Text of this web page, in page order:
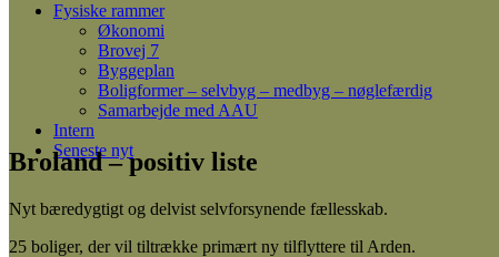
Fysiske rammer
Økonomi
Brovej 7
Byggeplan
Boligformer – selvbyg – medbyg – nøglefærdig
Samarbejde med AAU
Intern
Seneste nyt
Broland – positiv liste
Nyt bæredygtigt og delvist selvforsynende fællesskab.
25 boliger, der vil tiltrække primært ny tilflyttere til Arden.